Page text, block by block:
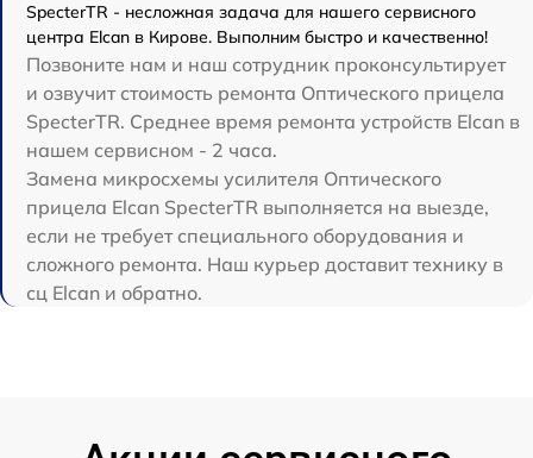
SpecterTR - несложная задача для нашего сервисного
центра Elcan в Кирове. Выполним быстро и качественно!
Позвоните нам и наш сотрудник проконсультирует
и озвучит стоимость ремонта Оптического прицела
SpecterTR. Среднее время ремонта устройств Elcan в
нашем сервисном - 2 часа.
Замена микросхемы усилителя Оптического
прицела Elcan SpecterTR выполняется на выезде,
если не требует специального оборудования и
сложного ремонта. Наш курьер доставит технику в
сц Elcan и обратно.